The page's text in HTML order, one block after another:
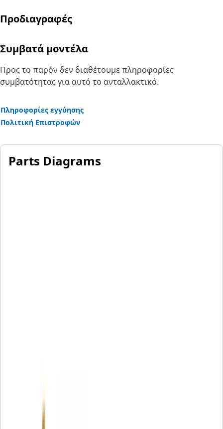
Προδιαγραφές
Συμβατά μοντέλα
Προς το παρόν δεν διαθέτουμε πληροφορίες
συμβατότητας για αυτό το ανταλλακτικό.
Πληροφορίες εγγύησης
Πολιτική Επιστροφών
Parts Diagrams